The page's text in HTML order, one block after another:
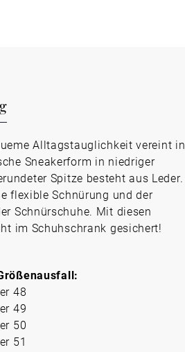
Alltagstauglichkeit vereint in
Sneakerform in niedriger
Spitze besteht aus Leder.
flexible Schnürung und der
Schnürschuhe. Mit diesen
im Schuhschrank gesichert!
48
49
50
51